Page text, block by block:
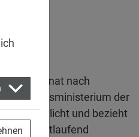
Folgemonat nach
Bundesministerium der
veröffentlicht und bezieht
fortlaufend